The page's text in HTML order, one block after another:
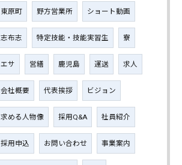
東原町 野方営業所 ショート動画
志布志 特定技能・技能実習生 寮
エサ 営繕 鹿児島 運送 求人
会社概要 代表挨拶 ビジョン
求める人物像 採用Q&A 社員紹介
採用申込 お問い合わせ 事業案内